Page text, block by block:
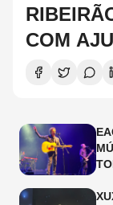
COM